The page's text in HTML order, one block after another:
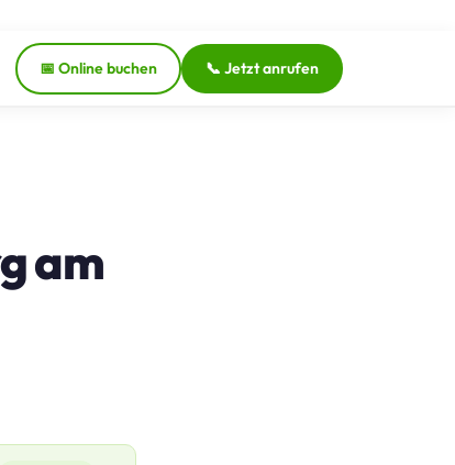
📅 Online buchen 📞 Jetzt anrufen
am